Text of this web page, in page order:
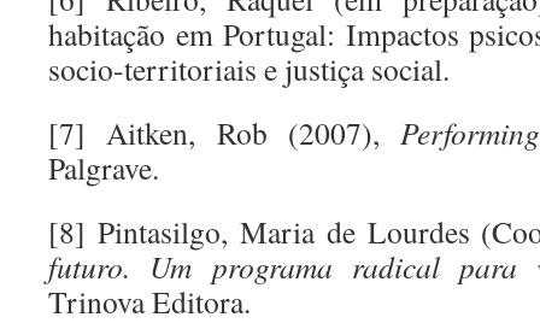
habitação em Portugal: Impactos
socio-territoriais e justiça social.
[7] Aitken, Rob (2007),
Palgrave.
[8] Pintasilgo, Maria de Lourdes
futuro. Um programa radical para
Trinova Editora.